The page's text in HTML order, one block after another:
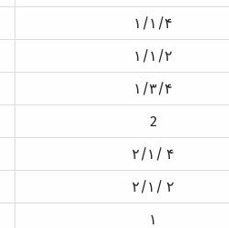
۱/۱/۴
۱/۱/۲
۱/۳/۴
2
۲/۱/ ۴
۲/۱/ ۲
۱